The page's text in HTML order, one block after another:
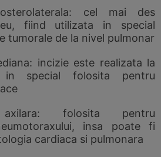
cel mai des
fiind utilizata in special
tumorale de la nivel pulmonar
incizie este realizata la
in special folosita pentru
axilara: folosita pentru
insa poate fi
cardiaca si pulmonara